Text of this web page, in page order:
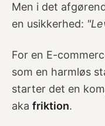
Men i det
en usikkerhed:
For en E-
som en harmløs
starter det en
aka friktion.